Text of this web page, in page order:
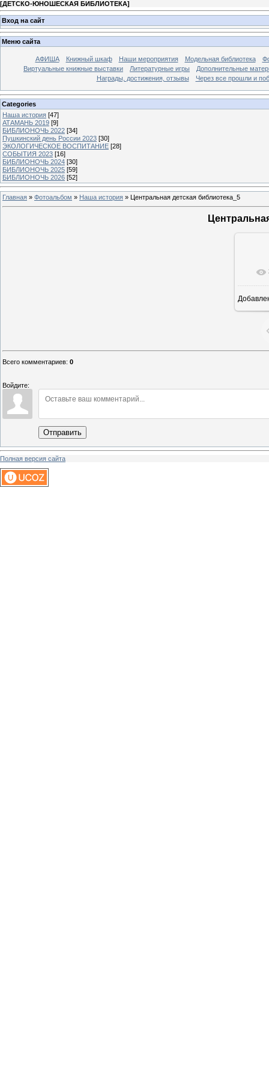
[ДЕТСКО-ЮНОШЕСКАЯ БИБЛИОТЕКА]
Вход на сайт
Меню сайта
АФИША Книжный шкаф Наши мероприятия Модельная библиотека
Виртуальные книжные выставки
Литературные игры
Дополнительные
Награды, достижения, отзывы
Через все прошли и
Categories
Наша история [47]
АТАМАНЬ 2019 [9]
БИБЛИОНОЧЬ 2022 [34]
Пушкинский день России 2023 [30]
ЭКОЛОГИЧЕСКОЕ ВОСПИТАНИЕ [28]
СОБЫТИЯ 2023 [16]
БИБЛИОНОЧЬ 2024 [30]
БИБЛИОНОЧЬ 2025 [59]
БИБЛИОНОЧЬ 2026 [52]
Главная » Фотоальбом » Наша история » Центральная детская библиотека_5
Всего комментариев: 0
Войдите:
Отправить
Полная версия сайта